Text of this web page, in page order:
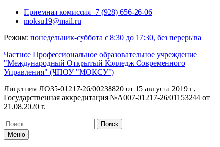
ПерейтиПриемная комиссия+7 (928) 656-26-06
moksu19@mail.ru
Режим: понедельник-суббота с 8:30 до 17:30, без перерыва
Частное Профессиональное образовательное учреждение
"Международный Открытый Колледж Современного
Управления" (ЧПОУ "МОКСУ")
Лицензия ЛО35-01217-26/00238820 от 15 августа 2019 г.,
Государственная аккредитация №А007-01217-26/01153244 от
21.08.2020 г.
Искать:
Меню